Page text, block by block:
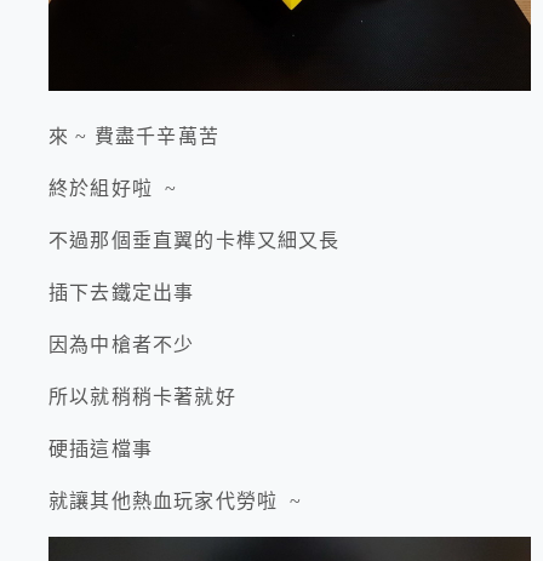
來 ~ 費盡千辛萬苦
終於組好啦 ~
不過那個垂直翼的卡榫又細又長
插下去鐵定出事
因為中槍者不少
所以就稍稍卡著就好
硬插這檔事
就讓其他熱血玩家代勞啦 ~